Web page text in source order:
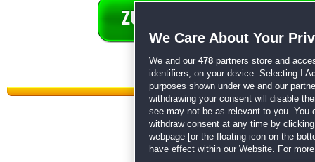
Datenschutz| AGB|Impressum
We Care About Your
We and our 478 partners store and
identifiers, on your device. Selecting I
purposes shown under we and our
withdrawing your consent will disable
see may not be as relevant to you. You
withdraw consent at any time by
webpage [or the floating icon on the
have effect within our Website. For